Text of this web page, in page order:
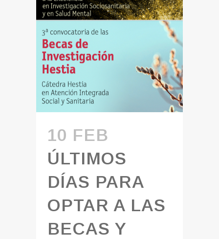
10 FEB
ÚLTIMOS
DÍAS PARA
OPTAR A LAS
BECAS Y